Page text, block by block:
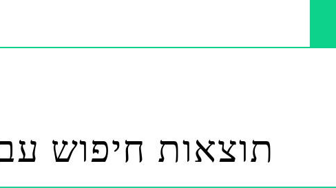
תוצאות חיפוש